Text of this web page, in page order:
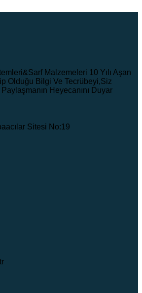
Malzemeleri 10 Yılı Aşan
Olduğu Bilgi Ve Tecrübeyi,Siz
Heyecanını Duyar
Sitesi No:19